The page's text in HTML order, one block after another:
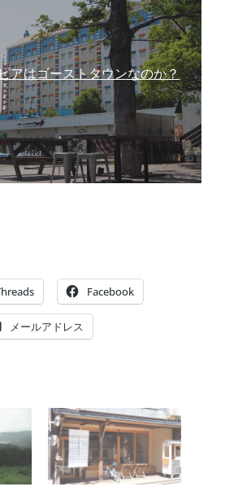
アはゴーストタウンなのか？
Facebook
メールアドレス